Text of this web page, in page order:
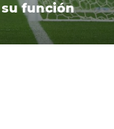
su función